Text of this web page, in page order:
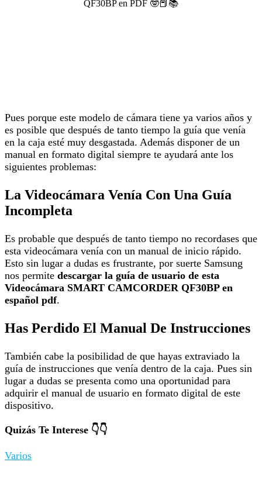
Pues porque este modelo de cámara tiene ya varios años y
es posible que después de tanto tiempo la guía que venía
en la caja esté muy desgastada. Además disponer de un
manual en formato digital siempre te ayudará ante los
siguientes problemas:
La Videocámara Venía Con Una Guía
Incompleta
Es probable que después de tanto tiempo no recordases que
esta videocámara venía con un manual de inicio rápido.
Esto sin lugar a dudas es frustrante, por suerte Samsung
nos permite descargar la guía de usuario de esta
Videocámara SMART CAMCORDER QF30BP en
español pdf.
Has Perdido El Manual De Instrucciones
También cabe la posibilidad de que hayas extraviado la
guía de instrucciones que venía dentro de la caja. Pues sin
lugar a dudas se presenta como una oportunidad para
adquirir el manual de usuario en formato digital de este
dispositivo.
Quizás Te Interese 👇👇
Varios